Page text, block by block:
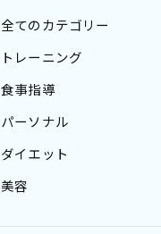
全てのカテゴリー
トレーニング
食事指導
パーソナル
ダイエット
美容